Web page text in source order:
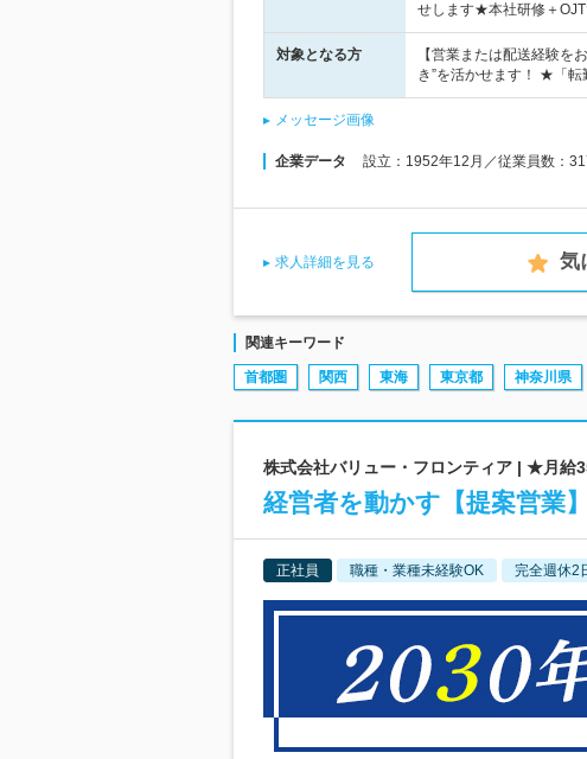
せします★本社研修＋OJT
対象となる方
【営業または配送経験を
き”を活かせます！ ★「
メッセージ画像
企業データ 設立：1952年12月／従業員数：
求人詳細を見る 気
関連キーワード
首都圏 関西 東海 東京都 神奈川県
株式会社バリュー・フロンティア | ★月給
経営者を動かす【提案営業
正社員 職種・業種未経験OK 完全週休2